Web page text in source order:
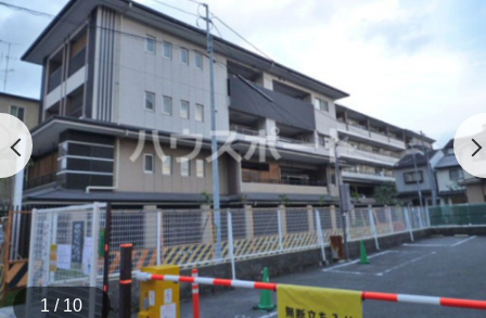
1 / 10